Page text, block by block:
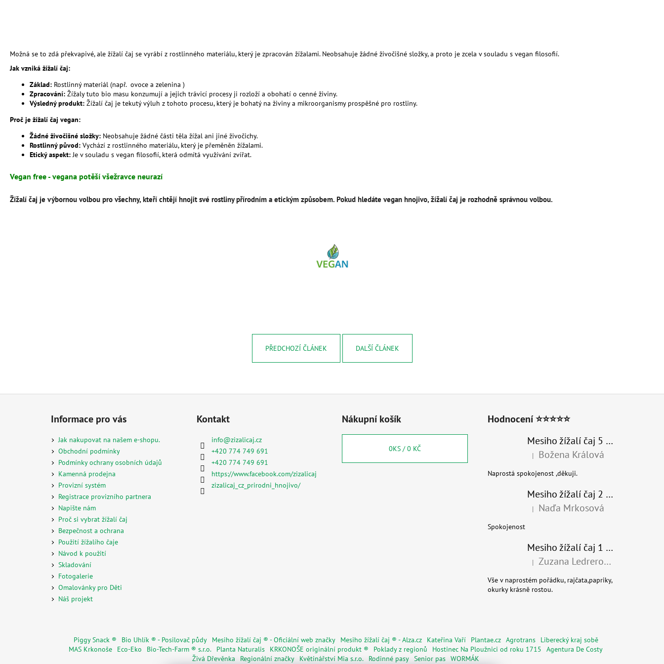
Možná se to zdá překvapivé, ale žížalí čaj se vyrábí z rostlinného materiálu, který je zpracován žížalami. Neobsahuje žádné živočišné složky, a proto je zcela v souladu s vegan filosofií.
Jak vzniká žížalí čaj:
Základ: Rostlinný materiál (např. ovoce a zelenina )
Zpracování: Žížaly tuto bio masu konzumují a jejich trávicí procesy ji rozloží a obohatí o cenné živiny.
Výsledný produkt: Žížalí čaj je tekutý výluh z tohoto procesu, který je bohatý na živiny a mikroorganismy prospěšné pro rostliny.
Proč je žížalí čaj vegan:
Žádné živočišné složky: Neobsahuje žádné části těla žížal ani jiné živočichy.
Rostlinný původ: Vychází z rostlinného materiálu, který je přeměněn žížalami.
Etický aspekt: Je v souladu s vegan filosofií, která odmítá využívání zvířat.
Vegan free - vegana potěší všežravce neurazí
Žížalí čaj je výbornou volbou pro všechny, kteří chtějí hnojit své rostliny přírodním a etickým způsobem. Pokud hledáte vegan hnojivo, žížalí čaj je rozhodně správnou volbou.
PŘEDCHOZÍ ČLÁNEK DALŠÍ ČLÁNEK
Informace pro vás
Jak nakupovat na našem e-shopu.
Obchodní podmínky
Podmínky ochrany osobních údajů
Kamenná prodejna
Provizní systém
Registrace provizního partnera
Napište nám
Proč si vybrat žížalí čaj
Bezpečnost a ochrana
Použití žížalího čaje
Návod k použití
Skladování
Fotogalerie
Omalovánky pro Děti
Náš projekt
Kontakt
info@zizalicaj.cz
+420 774 749 691
+420 774 749 691
https://www.facebook.com/zizalicaj
zizalicaj_cz_prirodni_hnojivo/
Nákupní košík
0KS /0 KČ
Hodnocení ⭐⭐⭐⭐⭐
Mesiho žížalí čaj 5 l - Přírodní organické hnojivo 100% nature
Hodnocení produktu je 5 z 5 hvězdiček.
| Božena Králová
Naprostá spokojenost ,děkuji.
Mesiho žížalí čaj 2 l - Přírodní organické hnojivo 100% nature - recyklovaný obal
Hodnocení produktu je 5 z 5 hvězdiček.
| Naďa Mrkosová
Spokojenost
Mesiho žížalí čaj 1 l - Univerzální organické hnojivo
Hodnocení produktu je 5 z 5 hvězdiček.
| Zuzana Ledrerová
Vše v naprostém pořádku, rajčata,papriky,
okurky krásně rostou.
Piggy Snack ® Bio Uhlík ® - Posilovač půdy Mesiho žížalí čaj ® - Oficiální web značky Mesiho žížalí čaj ® - Alza.cz Kateřina Vaří Plantae.cz Agrotrans
Liberecký kraj sobě
MAS Krkonoše
Eco-Eko Bio-Tech-Farm ® s.r.o. Planta Naturalis KRKONOŠE originální produkt ® Poklady z regionů Hostinec Na Ploužnici od roku 1715
Agentura De Costy
Živá Dřevěnka
Regionální značky Květinářství Mia s.r.o. Rodinné pasy Senior pas WORMÁK